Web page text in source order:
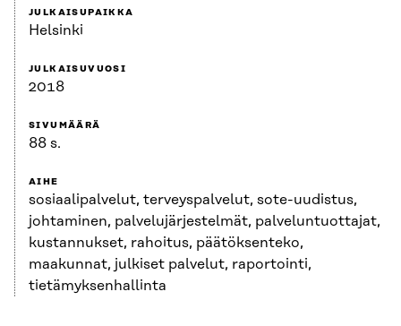
JULKAISUPAIKKA
Helsinki
JULKAISUVUOSI
2018
SIVUMÄÄRÄ
88 s.
AIHE
sosiaalipalvelut, terveyspalvelut, sote-uudistus,
johtaminen, palvelujärjestelmät, palveluntuottajat,
kustannukset, rahoitus, päätöksenteko,
maakunnat, julkiset palvelut, raportointi,
tietämyksenhallinta